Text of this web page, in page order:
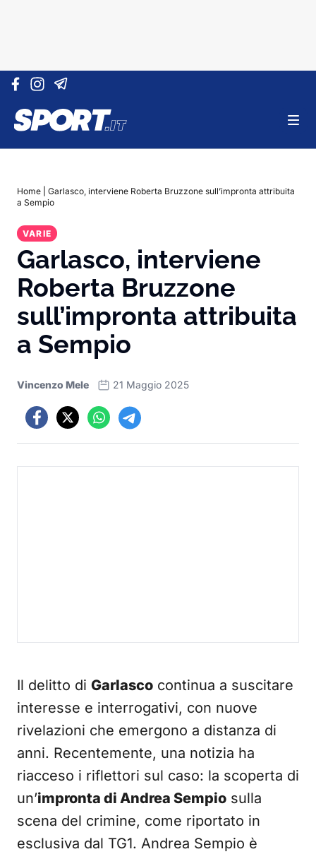
Vai al contenuto
Home
Garlasco, interviene Roberta Bruzzone sull’impronta attribuita
a Sempio
VARIE
Garlasco, interviene
Roberta Bruzzone
sull’impronta attribuita
a Sempio
Vincenzo Mele 21 Maggio 2025
Il delitto di Garlasco continua a suscitare
interesse e interrogativi, con nuove
rivelazioni che emergono a distanza di
anni. Recentemente, una notizia ha
riacceso i riflettori sul caso: la scoperta di
un’impronta di Andrea Sempio sulla
scena del crimine, come riportato in
esclusiva dal TG1. Andrea Sempio è